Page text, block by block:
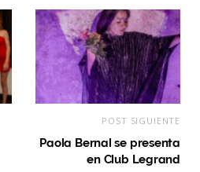
POST SIGUIENTE
Paola Bernal se presenta
en Club Legrand